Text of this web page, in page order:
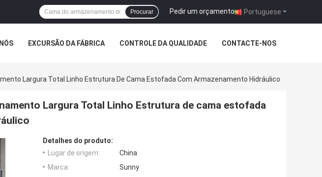
Portuguese
Pedir um orçamento |
Procurar
EXCURSÃO DA FÁBRICA CONTROLE DA QUALIDADE CONTACTE-NOS
Largura Total Linho Estrutura De Cama Estofada Com Armazenamento Hidráulico
Largura Total Linho Estrutura de cama estofada
Detalhes do produto:
Lugar de origem:
China
Marca:
Sunny